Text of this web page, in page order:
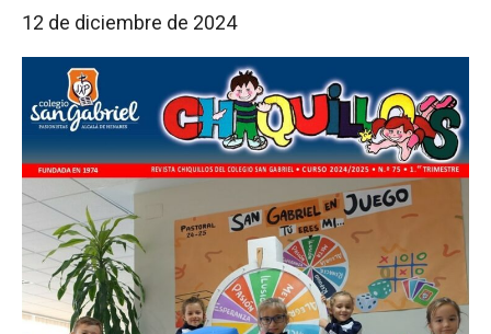
12 de diciembre de 2024